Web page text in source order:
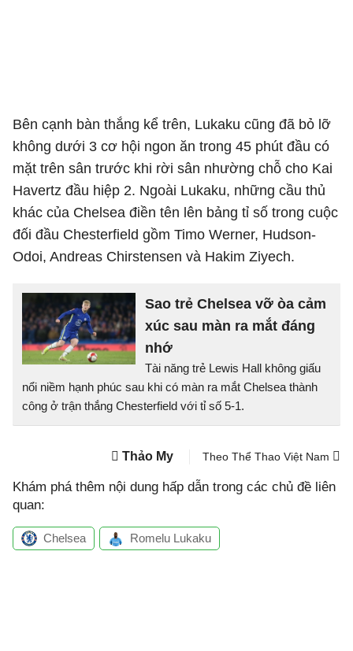
Bên cạnh bàn thắng kể trên, Lukaku cũng đã bỏ lỡ
không dưới 3 cơ hội ngon ăn trong 45 phút đầu có
mặt trên sân trước khi rời sân nhường chỗ cho Kai
Havertz đầu hiệp 2. Ngoài Lukaku, những cầu thủ
khác của Chelsea điền tên lên bảng tỉ số trong cuộc
đối đầu Chesterfield gồm Timo Werner, Hudson-
Odoi, Andreas Chirstensen và Hakim Ziyech.
Sao trẻ Chelsea vỡ òa cảm
xúc sau màn ra mắt đáng
nhớ
Tài năng trẻ Lewis Hall không giấu
nổi niềm hạnh phúc sau khi có màn ra mắt Chelsea thành
công ở trận thắng Chesterfield với tỉ số 5-1.
Thảo My Theo Thể Thao Việt Nam
Khám phá thêm nội dung hấp dẫn trong các chủ đề liên
quan:
Chelsea Romelu Lukaku